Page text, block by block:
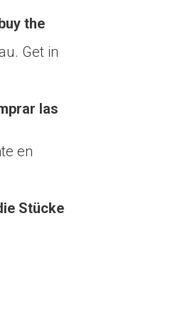
the
Get in
las
en
Stücke